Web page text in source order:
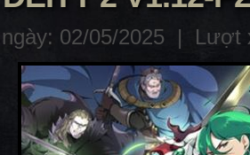
02/05/2025 | Lượt